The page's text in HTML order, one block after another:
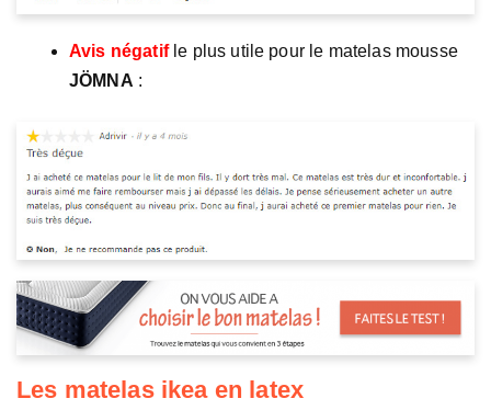
Avis négatifle plus utile pour le matelas mousse
JÖMNA :
Les matelas ikea en latex